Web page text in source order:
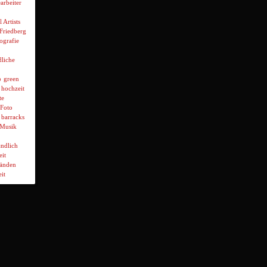
Artists
green
hochzeit